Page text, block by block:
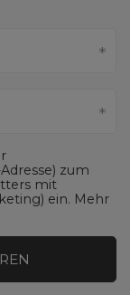
zum
mit
ein. Mehr